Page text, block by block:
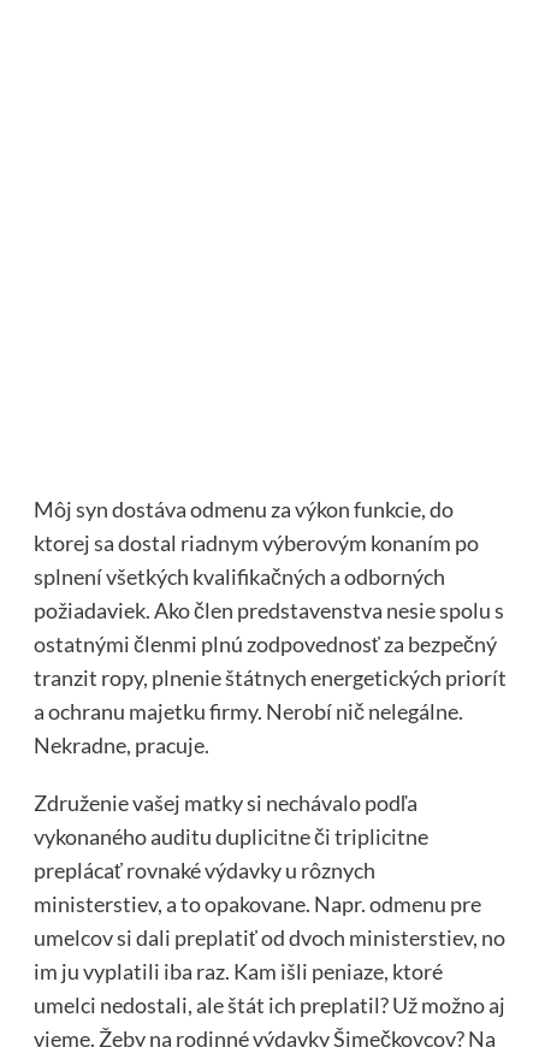
Môj syn dostáva odmenu za výkon funkcie, do
ktorej sa dostal riadnym výberovým konaním po
splnení všetkých kvalifikačných a odborných
požiadaviek. Ako člen predstavenstva nesie spolu s
ostatnými členmi plnú zodpovednosť za bezpečný
tranzit ropy, plnenie štátnych energetických priorít
a ochranu majetku firmy. Nerobí nič nelegálne.
Nekradne, pracuje.
Združenie vašej matky si nechávalo podľa
vykonaného auditu duplicitne či triplicitne
preplácať rovnaké výdavky u rôznych
ministerstiev, a to opakovane. Napr. odmenu pre
umelcov si dali preplatiť od dvoch ministerstiev, no
im ju vyplatili iba raz. Kam išli peniaze, ktoré
umelci nedostali, ale štát ich preplatil? Už možno aj
vieme. Žeby na rodinné výdavky Šimečkovcov? Na